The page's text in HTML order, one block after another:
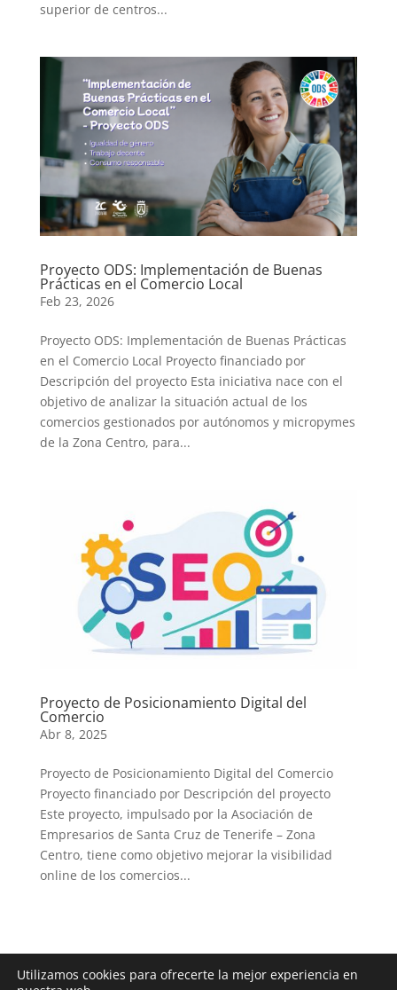
superior de centros...
Proyecto ODS: Implementación de Buenas
Prácticas en el Comercio Local
Feb 23, 2026
Proyecto ODS: Implementación de Buenas Prácticas
en el Comercio Local Proyecto financiado por
Descripción del proyecto Esta iniciativa nace con el
objetivo de analizar la situación actual de los
comercios gestionados por autónomos y micropymes
de la Zona Centro, para...
Proyecto de Posicionamiento Digital del
Comercio
Abr 8, 2025
Proyecto de Posicionamiento Digital del Comercio
Proyecto financiado por Descripción del proyecto
Este proyecto, impulsado por la Asociación de
Empresarios de Santa Cruz de Tenerife – Zona
Centro, tiene como objetivo mejorar la visibilidad
online de los comercios...
Utilizamos cookies para ofrecerte la mejor experiencia en